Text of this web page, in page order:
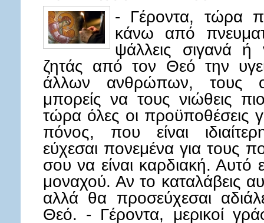
- Γέροντα, τώρα
κάνω από
ψάλλεις σιγανά
ζητάς από τον Θεό την
άλλων ανθρώπων, τους
μπορείς να τους νιώθεις
τώρα όλες οι προϋποθέσεις
πόνος, που είναι
εύχεσαι πονεμένα για τους
σου να είναι καρδιακή. Αυτό
μοναχού. Αν το καταλάβεις
αλλά θα προσεύχεσαι
Θεό. - Γέροντα, μερικοί